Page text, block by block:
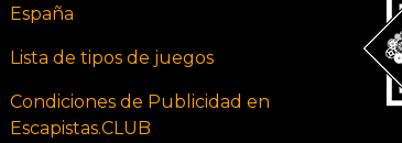
España
Lista de tipos de juegos
Condiciones de Publicidad en
Escapistas.CLUB